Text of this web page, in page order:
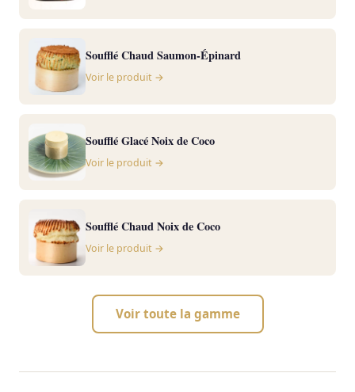
Soufflé Chaud Saumon-Épinard
Voir le produit →
Soufflé Glacé Noix de Coco
Voir le produit →
Soufflé Chaud Noix de Coco
Voir le produit →
Voir toute la gamme